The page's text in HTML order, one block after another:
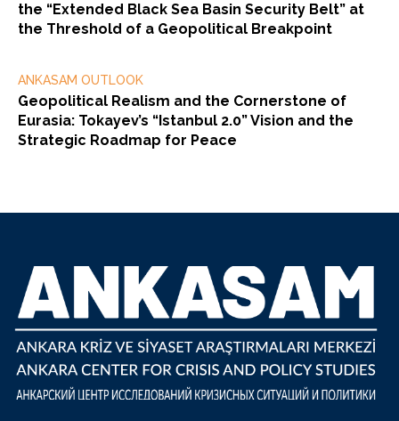
the “Extended Black Sea Basin Security Belt” at
the Threshold of a Geopolitical Breakpoint
ANKASAM OUTLOOK
Geopolitical Realism and the Cornerstone of
Eurasia: Tokayev’s “Istanbul 2.0” Vision and the
Strategic Roadmap for Peace